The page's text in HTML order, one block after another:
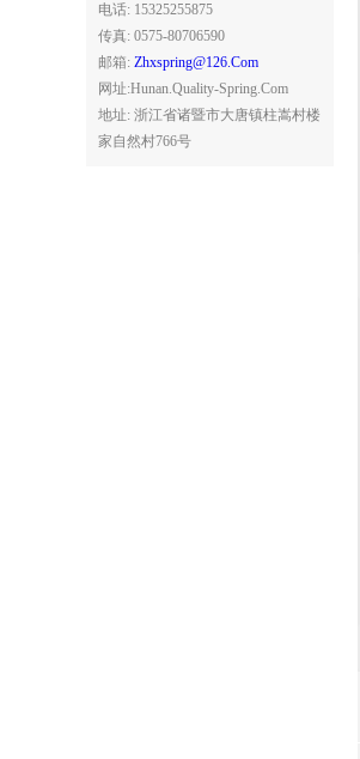
电话: 15325255875
传真: 0575-80706590
邮箱: Zhxspring@126.com
网址:hunan.quality-Spring.com
地址: 浙江省诸暨市大唐镇柱嵩村楼
家自然村766号